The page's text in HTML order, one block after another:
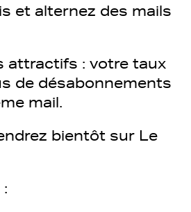
et alternez des mails
attractifs : votre taux
de désabonnements
mail.
bientôt sur Le